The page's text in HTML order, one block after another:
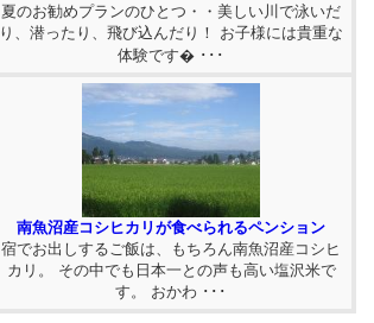
夏のお勧めプランのひとつ・・美しい川で泳いだ
り、潜ったり、飛び込んだり！ お子様には貴重な
体験です� ･･･
南魚沼産コシヒカリが食べられるペンション
宿でお出しするご飯は、もちろん南魚沼産コシヒ
カリ。 その中でも日本一との声も高い塩沢米で
す。 おかわ ･･･